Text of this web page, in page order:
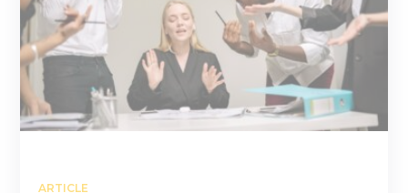
ARTICLE